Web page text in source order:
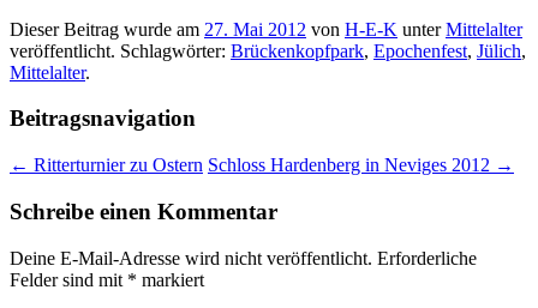
Dieser Beitrag wurde am 27. Mai 2012 von H-E-K unterMittelalter
veröffentlicht. Schlagwörter: Brückenkopfpark, Epochenfest, Jülich,
Mittelalter.
Beitragsnavigation
← Ritterturnier zu Ostern Schloss Hardenberg in Neviges 2012 →
Schreibe einen Kommentar
Deine E-Mail-Adresse wird nicht veröffentlicht. Erforderliche
Felder sind mit * markiert